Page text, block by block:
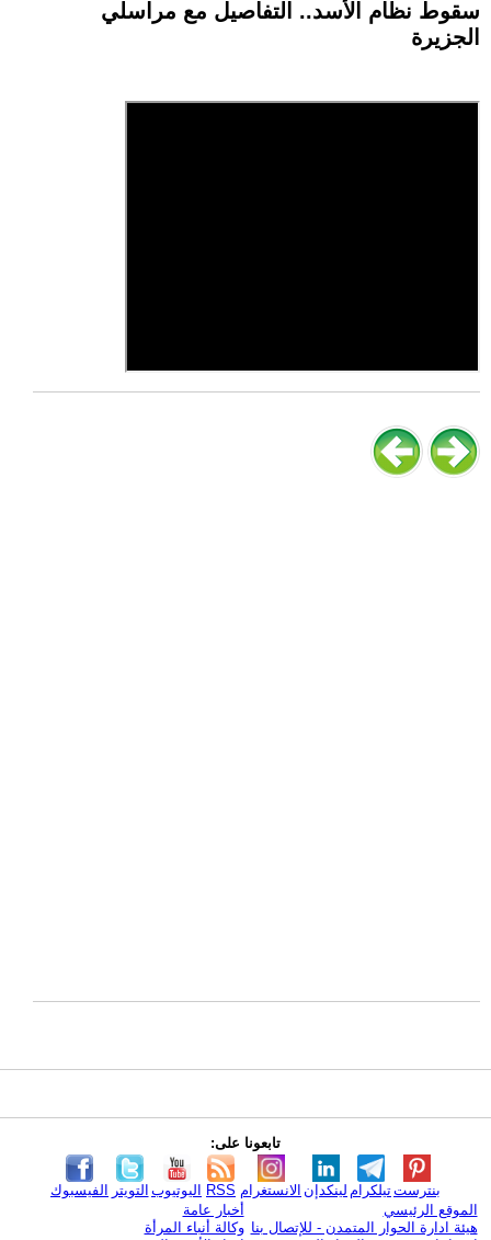
سقوط نظام الأسد.. التفاصيل مع مراسلي
الجزيرة
تابعونا على:
الفيسبوك التويتر اليوتيوب RSS الانستغرام لينكدإن تيلكرامبنترست
الموقع الرئيسي
هيئة ادارة الحوار المتمدن - للإتصال بنا
أخبار عامة
وكالة أنباء المرأة